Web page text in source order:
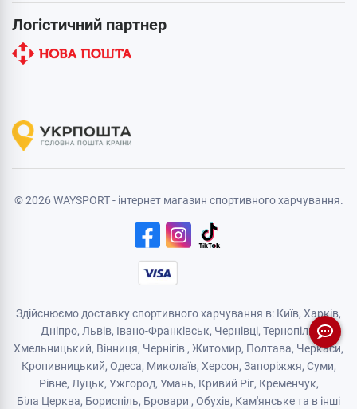
Логістичний партнер
© 2026 WAYSPORT - інтернет магазин спортивного харчування.
Здійснюємо доставку спортивного харчування в: Київ, Харків,
Дніпро, Львів, Івано-Франківськ, Чернівці, Тернопіль
Хмельницький, Вінниця, Чернігів , Житомир, Полтава, Черкаси,
Кропивницький, Одеса, Миколаїв, Херсон, Запоріжжя, Суми,
Рівне, Луцьк, Ужгород, Умань, Кривий Ріг, Кременчук,
Біла Церква, Бориспіль, Бровари , Обухів, Кам'янськeта в інші